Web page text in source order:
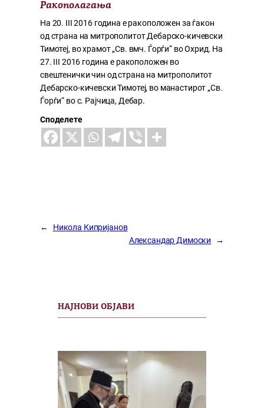
Ракополагања
На 20. III 2016 година е ракоположен за ѓакон
од страна на митрополитот Дебарско-кичевски
Тимотеј, во храмот „Св. вмч. Ѓорѓи“ во Охрид. На
27. III 2016 година е ракоположен во
свештенички чин од страна на митрополитот
Дебарско-кичевски Тимотеј, во манастирот „Св.
Ѓорѓи“ во с. Рајчица, Дебар.
Споделете
←
Никола Кипријанов
Александар Димоски
→
НАЈНОВИ ОБЈАВИ